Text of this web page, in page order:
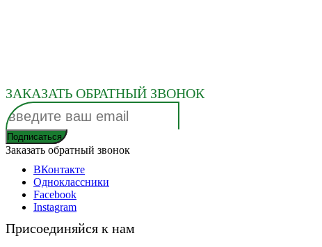
ЗАКАЗАТЬ ОБРАТНЫЙ ЗВОНОК
Заказать обратный звонок
ВКонтакте
Одноклассники
Facebook
Instagram
Присоединяйся к нам